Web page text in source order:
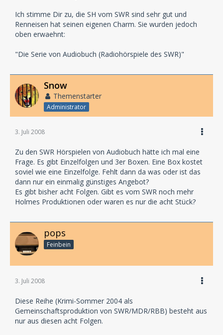
Ich stimme Dir zu, die SH vom SWR sind sehr gut und
Renneisen hat seinen eigenen Charm. Sie wurden jedoch
oben erwaehnt:
"Die Serie von Audiobuch (Radiohörspiele des SWR)"
Snow
Themenstarter
Administrator
3. Juli 2008
Zu den SWR Hörspielen von Audiobuch hätte ich mal eine
Frage. Es gibt Einzelfolgen und 3er Boxen. Eine Box kostet
soviel wie eine Einzelfolge. Fehlt dann da was oder ist das
dann nur ein einmalig günstiges Angebot?
Es gibt bisher acht Folgen. Gibt es vom SWR noch mehr
Holmes Produktionen oder waren es nur die acht Stück?
pops
Feinbein
3. Juli 2008
Diese Reihe (Krimi-Sommer 2004 als
Gemeinschaftsproduktion von SWR/MDR/RBB) besteht aus
nur aus diesen acht Folgen.